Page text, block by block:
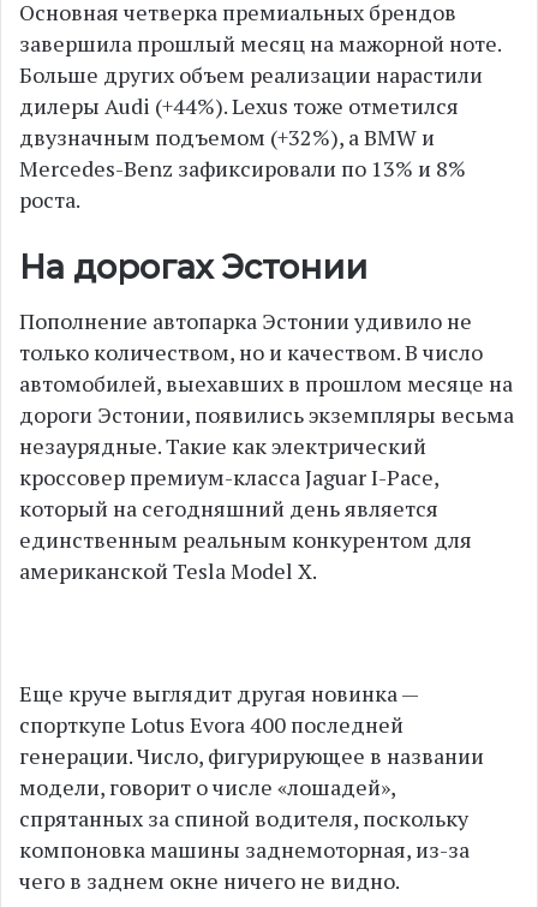
Основная четверка премиальных брендов
завершила прошлый месяц на мажорной ноте.
Больше других объем реализации нарастили
дилеры Audi (+44%). Lexus тоже отметился
двузначным подъемом (+32%), а BMW и
Mercedes-Benz зафиксировали по 13% и 8%
роста.
На дорогах Эстонии
Пополнение автопарка Эстонии удивило не
только количеством, но и качеством. В число
автомобилей, выехавших в прошлом месяце на
дороги Эстонии, появились экземпляры весьма
незаурядные. Такие как электрический
кроссовер премиум-класса Jaguar I-Pace,
который на сегодняшний день является
единственным реальным конкурентом для
американской Tesla Model X.
Еще круче выглядит другая новинка —
спорткупе Lotus Evora 400 последней
генерации. Число, фигурирующее в названии
модели, говорит о числе «лошадей»,
спрятанных за спиной водителя, поскольку
компоновка машины заднемоторная, из-за
чего в заднем окне ничего не видно.